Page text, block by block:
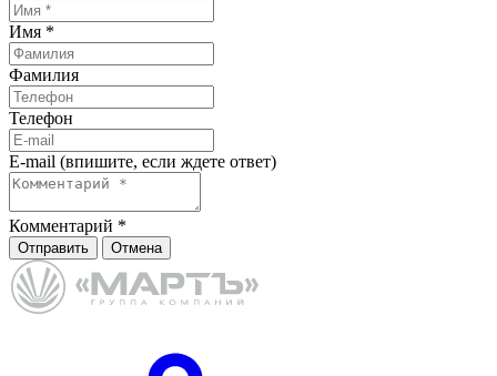
Имя *
Фамилия
Телефон
E-mail (впишите, если ждете ответ)
Комментарий *
Отправить Отмена